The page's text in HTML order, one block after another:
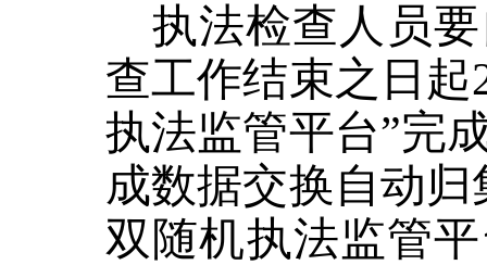
执法检查人员
查工作结束之日
执法监管平台”完
成数据交换自动
双随机执法监管